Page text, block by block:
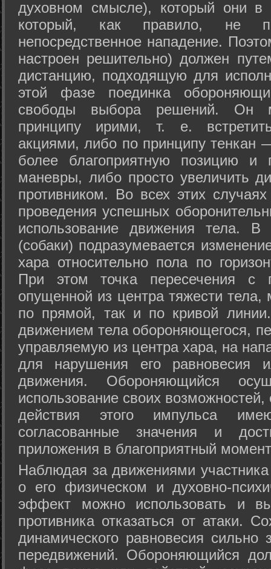
духовном смысле), который они в
который, как правило, не
непосредственное нападение.
настроен решительно) должен
дистанцию, подходящую для
этой фазе поединка
свободы выбора решений. Он
принципу ирими, т. е.
акциями, либо по принципу тенкан
более благоприятную позицию и
маневры, либо просто увеличить
противником. Во всех этих
проведения успешных
использование движения тела.
(собаки) подразумевается
хара относительно пола по
При этом точка пересечения с
опущенной из центра тяжести
по прямой, так и по кривой
движением тела обороняющегося,
управляемую из центра хара, на
для нарушения его равновесия
движения. Обороняющийся
использование своих
действия этого импульса
согласованные значения и
приложения в благоприятный
Hаблюдая за движениями
о его физическом и духовно-
эффект можно использовать и
противника отказаться от атаки.
динамического равновесия сильно
передвижений. Обороняющийся